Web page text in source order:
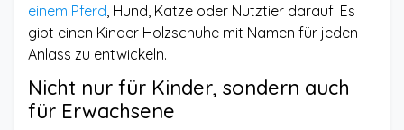
einem Pferd, Hund, Katze oder Nutztier darauf. Es
gibt einen Kinder Holzschuhe mit Namen für jeden
Anlass zu entwickeln.
Nicht nur für Kinder, sondern auch
für Erwachsene